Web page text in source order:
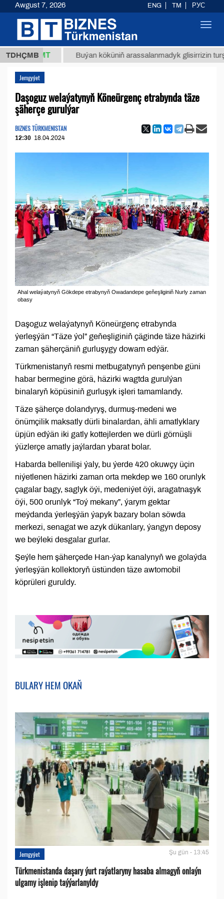
TDHÇMB
ТМТ Buýan köküniň arassalanmadyk glisirrizin turşusy
Jemgyýet
Daşoguz welaýatynyň Köneürgenç etrabynda täze
şäherçe gurulýar
BIZNES TÜRKMENISTAN
12:30 18.04.2024
Ahal welaýatynyň Gökdepe etrabynyň Owadandepe geňeşliginiň Nurly zaman
obasy
Daşoguz welaýatynyň Köneürgenç etrabynda
ýerleşýän “Täze ýol” geňeşliginiň çäginde täze häzirki
zaman şäherçäniň gurluşygy dowam edýär.
Türkmenistanyň resmi metbugatynyň penşenbe güni
habar bermegine görä, häzirki wagtda gurulýan
binalaryň köpüsiniň gurluşyk işleri tamamlandy.
Täze şäherçe dolandyryş, durmuş-medeni we
önümçilik maksatly dürli binalardan, ähli amatlyklary
üpjün edýän iki gatly kottejlerden we dürli görnüşli
ýüzlerçe amatly jaýlardan ybarat bolar.
Habarda bellenilişi ýaly, bu ýerde 420 okuwçy üçin
niýetlenen häzirki zaman orta mekdep we 160 orunlyk
çagalar bagy, saglyk öýi, medeniýet öýi, aragatnaşyk
öýi, 500 orunlyk “Toý mekany”, ýarym gektar
meýdanda ýerleşýän ýapyk bazary bolan söwda
merkezi, senagat we azyk dükanlary, ýangyn deposy
we beýleki desgalar gurlar.
Şeýle hem şäherçede Han-ýap kanalynyň we golaýda
ýerleşýän kollektoryň üstünden täze awtomobil
köprüleri guruldy.
BULARY HEM OKAŇ
Jemgyýet Şu gün - 13:45
Türkmenistanda daşary ýurt raýatlaryny hasaba almagyň onlaýn
ulgamy işlenip taýýarlanyldy
Awgust 7, 2026 ENG TM РУС